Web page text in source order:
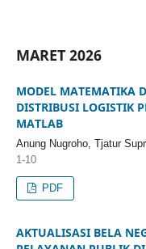
MARET 2026
MODEL MATEMATIKA
DISTRIBUSI LOGISTIK
MATLAB
Anung Nugroho, Tjatur
1-10
PDF
AKTUALISASI BELA